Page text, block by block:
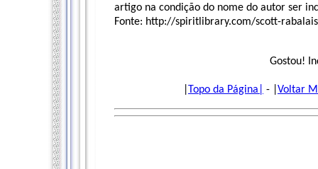
artigo na condição do nome do autor ser
Fonte: http://spiritlibrary.com/scott-
Gostou!
Topo da Página| - | Voltar